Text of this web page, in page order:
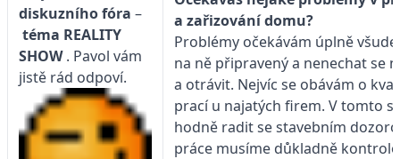
diskuzního fóra –
téma REALITY
SHOW. Pavol vám
jistě rád odpoví.
a zařizování domu?
Problémy očekávám úplně
na ně připravený a nenechat se
a otrávit. Nejvíc se obávám o
prací u najatých firem. V tomto
hodně radit se stavebním
práce musíme důkladně